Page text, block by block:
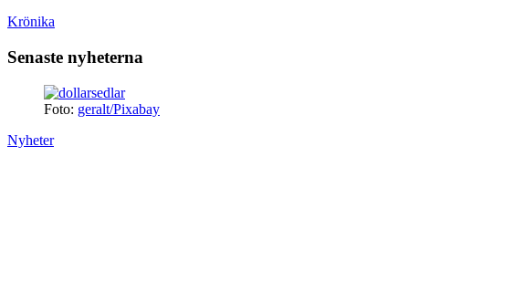
Krönika
Senaste nyheterna
Foto: geralt/Pixabay
Nyheter